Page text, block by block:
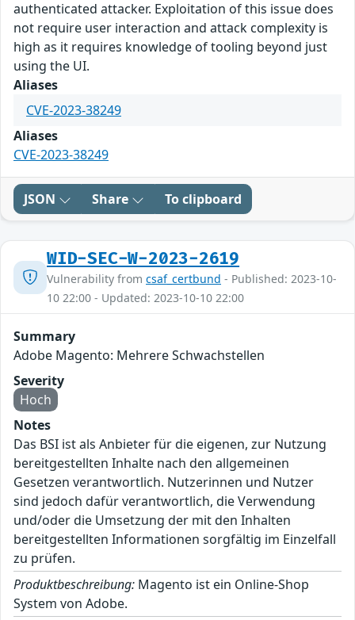
authenticated attacker. Exploitation of this issue does
not require user interaction and attack complexity is
high as it requires knowledge of tooling beyond just
using the UI.
Aliases
CVE-2023-38249
Aliases
CVE-2023-38249
JSON Share To clipboard
WID-SEC-W-2023-2619
Vulnerability from csaf_certbund - Published: 2023-10-
10 22:00 - Updated: 2023-10-10 22:00
Summary
Adobe Magento: Mehrere Schwachstellen
Severity
Hoch
Notes
Das BSI ist als Anbieter für die eigenen, zur Nutzung
bereitgestellten Inhalte nach den allgemeinen
Gesetzen verantwortlich. Nutzerinnen und Nutzer
sind jedoch dafür verantwortlich, die Verwendung
und/oder die Umsetzung der mit den Inhalten
bereitgestellten Informationen sorgfältig im Einzelfall
zu prüfen.
Produktbeschreibung: Magento ist ein Online-Shop
System von Adobe.